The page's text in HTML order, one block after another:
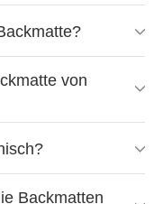
von
Backmatten